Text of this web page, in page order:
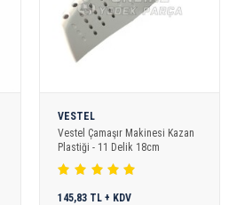
VESTEL
Vestel Çamaşır Makinesi Kazan
Plastiği - 11 Delik 18cm
145,83 TL + KDV